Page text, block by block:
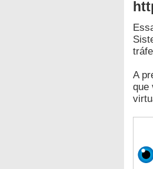
A
que